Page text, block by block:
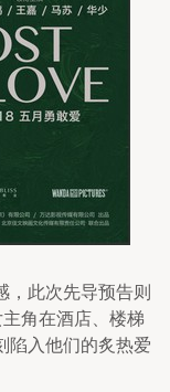
，此次先导预告则
主角在酒店、楼梯
陷入他们的炙热爱